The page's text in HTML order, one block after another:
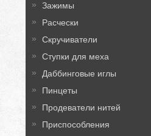
Зажимы
Расчески
Скручиватели
Ступки для меха
Даббинговые иглы
Пинцеты
Продеватели нитей
Приспособления